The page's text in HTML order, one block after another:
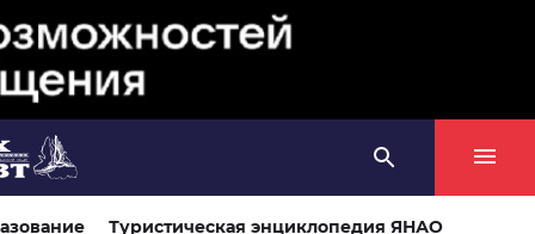
Туристическая энциклопедия ЯНАО